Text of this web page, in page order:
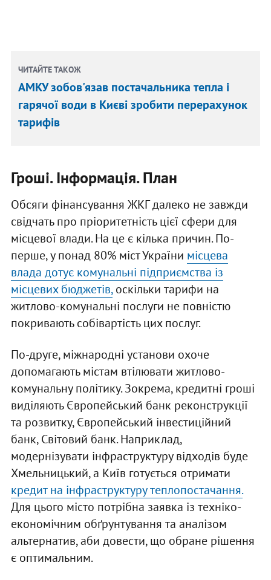
ЧИТАЙТЕ ТАКОЖ
АМКУ зобов'язав постачальника тепла і
гарячої води в Києві зробити перерахунок
тарифів
Гроші. Інформація. План
Обсяги фінансування ЖКГ далеко не завжди
свідчать про пріоритетність цієї сфери для
місцевої влади. На це є кілька причин. По-
перше, у понад 80% міст України місцева
влада дотує комунальні підприємства із
місцевих бюджетів,оскільки тарифи на
житлово-комунальні послуги не повністю
покривають собівартість цих послуг.
По-друге, міжнародні установи охоче
допомагають містам втілювати житлово-
комунальну політику. Зокрема, кредитні гроші
виділяють Європейський банк реконструкції
та розвитку, Європейський інвестиційний
банк, Світовий банк. Наприклад,
модернізувати інфраструктуру відходів буде
Хмельницький, а Київ готується отримати
кредит на інфраструктуру теплопостачання.
Для цього місто потрібна заявка із техніко-
економічним обґрунтування та аналізом
альтернатив, аби довести, що обране рішення
є оптимальним.